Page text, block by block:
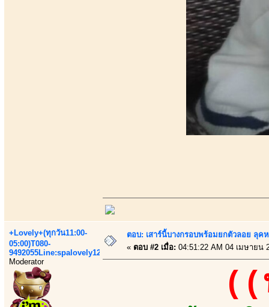
+Lovely+(ทุกวัน11:00-
05:00)T080-
9492055Line:spalovely123
Moderator
ตอบ: เสาร์นี้บางกรอบพร้อมยกตัวลอย ลุค
« ตอบ #2 เมื่อ: 04:51:22 AM 04 เมษายน
((